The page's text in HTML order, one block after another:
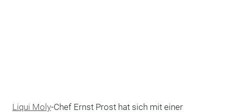
Liqui Moly-Chef Ernst Prost hat sich mit einer